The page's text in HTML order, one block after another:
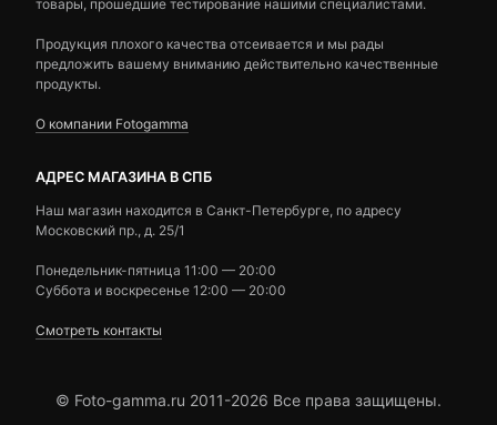
товары, прошедшие тестирование нашими специалистами.
Продукция плохого качества отсеивается и мы рады
предложить вашему вниманию действительно качественные
продукты.
О компании Fotogamma
АДРЕС МАГАЗИНА В СПБ
Наш магазин находится в Санкт-Петербурге, по адресу
Московский пр., д. 25/1
Понедельник-пятница 11:00 — 20:00
Суббота и воскресенье 12:00 — 20:00
Смотреть контакты
© Foto-gamma.ru 2011-2026 Все права защищены.